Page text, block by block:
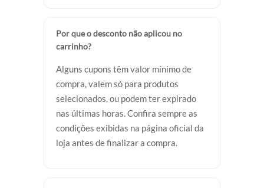
Por que o desconto não aplicou no
carrinho?
Alguns cupons têm valor mínimo de
compra, valem só para produtos
selecionados, ou podem ter expirado
nas últimas horas. Confira sempre as
condições exibidas na página oficial da
loja antes de finalizar a compra.